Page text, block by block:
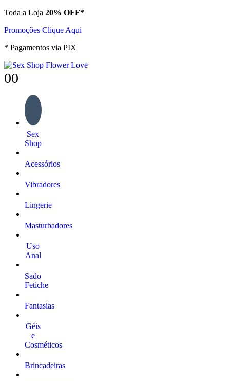
Toda a Loja 20% OFF*
Promoções Clique Aqui
* Pagamentos via PIX
00
Sex
Shop
Acessórios
Vibradores
Lingerie
Masturbadores
Uso
Anal
Sado
Fetiche
Fantasias
Géis
e
Cosméticos
Brincadeiras